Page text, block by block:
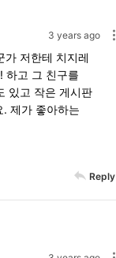
3 years ago
가 저한테 치지레
하고 그 친구를
있고 작은 게시판
제가 좋아하는
Reply